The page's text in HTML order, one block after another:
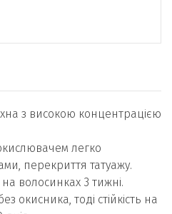
з високою концентрацією
легко
перекриття татуажу.
на волосинках 3 тижні.
окисника, тоді стійкість на